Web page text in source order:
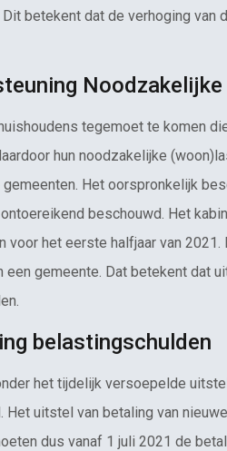
betekent dat de verhoging van
tegemoet te komen
hun noodzakelijke
Het oorspronkelijk
beschouwd. Het
voor het eerste halfjaar van 2021.
een gemeente. Dat betekent dat
belastingschulden
het tijdelijk versoepelde
Het uitstel van betaling van
dus vanaf 1 juli 2021 de